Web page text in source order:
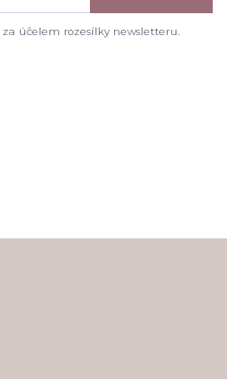
za účelem rozesílky newsletteru.